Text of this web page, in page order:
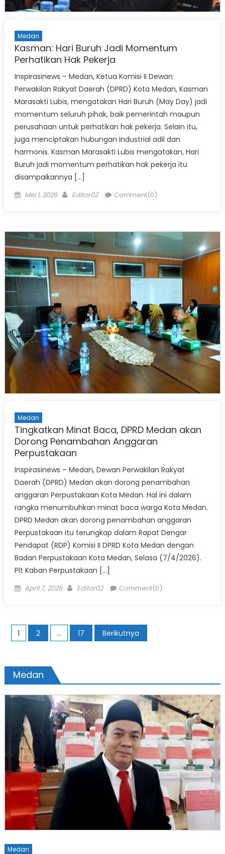
Medan
Kasman: Hari Buruh Jadi Momentum
Perhatikan Hak Pekerja
Inspirasinews – Medan, Ketua Komisi II Dewan
Perwakilan Rakyat Daerah (DPRD) Kota Medan, Kasman
Marasakti Lubis, mengatakan Hari Buruh (May Day) jadi
momentum seluruh pihak, baik pemerintah maupun
perusahaan untuk perhatikan hak pekerja. Selain itu,
juga menciptakan hubungan industrial adil dan
harmonis. Kasman Marasakti Lubis mengatakan, Hari
Buruh jadi momentum perhatikan hak pekerja itu
disampaikannya […]
Posted
Mei 1, 2026 Author
Editor02 Comment(0)
Medan
Tingkatkan Minat Baca, DPRD Medan akan
Dorong Penambahan Anggaran
Perpustakaan
Inspirasinews – Medan, Dewan Perwakilan Rakyat
Daerah (DPRD) Medan akan dorong penambahan
anggaran Perpustakaan Kota Medan. Hal ini dalam
rangka menumbuhkan minat baca warga Kota Medan.
DPRD Medan akan dorong penambahan anggaran
Perpustakaan itu terungkap dalam Rapat Dengar
Pendapat (RDP) Komisi II DPRD Kota Medan dengan
Badan Perpustakaan Kota Medan, Selasa (7/4/2026).
Plt Kaban Perpustakaan […]
Posted
April 7, 2026 Author
Editor02 Comment(0)
Paginasi
1 2 … 17 Berikutnya
Medan
Medan